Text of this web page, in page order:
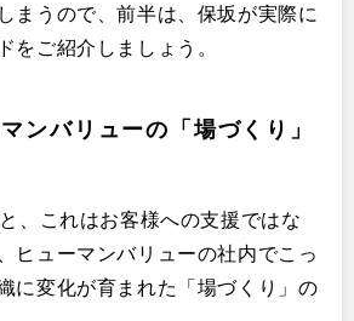
まうので、前半は、保坂が実際に
をご紹介しましょう。
ンバリューの「場づくり」
、これはお客様への支援ではな
ヒューマンバリューの社内でこっ
に変化が育まれた「場づくり」の